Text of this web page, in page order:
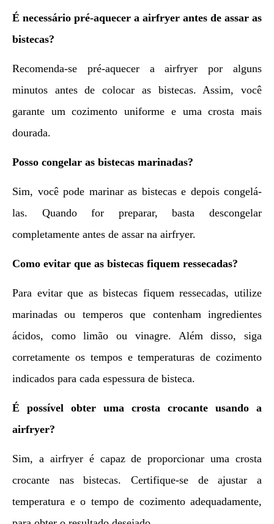
É necessário pré-aquecer a airfryer antes de assar as
bistecas?
Recomenda-se pré-aquecer a airfryer por alguns
minutos antes de colocar as bistecas. Assim, você
garante um cozimento uniforme e uma crosta mais
dourada.
Posso congelar as bistecas marinadas?
Sim, você pode marinar as bistecas e depois congelá-
las. Quando for preparar, basta descongelar
completamente antes de assar na airfryer.
Como evitar que as bistecas fiquem ressecadas?
Para evitar que as bistecas fiquem ressecadas, utilize
marinadas ou temperos que contenham ingredientes
ácidos, como limão ou vinagre. Além disso, siga
corretamente os tempos e temperaturas de cozimento
indicados para cada espessura de bisteca.
É possível obter uma crosta crocante usando a
airfryer?
Sim, a airfryer é capaz de proporcionar uma crosta
crocante nas bistecas. Certifique-se de ajustar a
temperatura e o tempo de cozimento adequadamente,